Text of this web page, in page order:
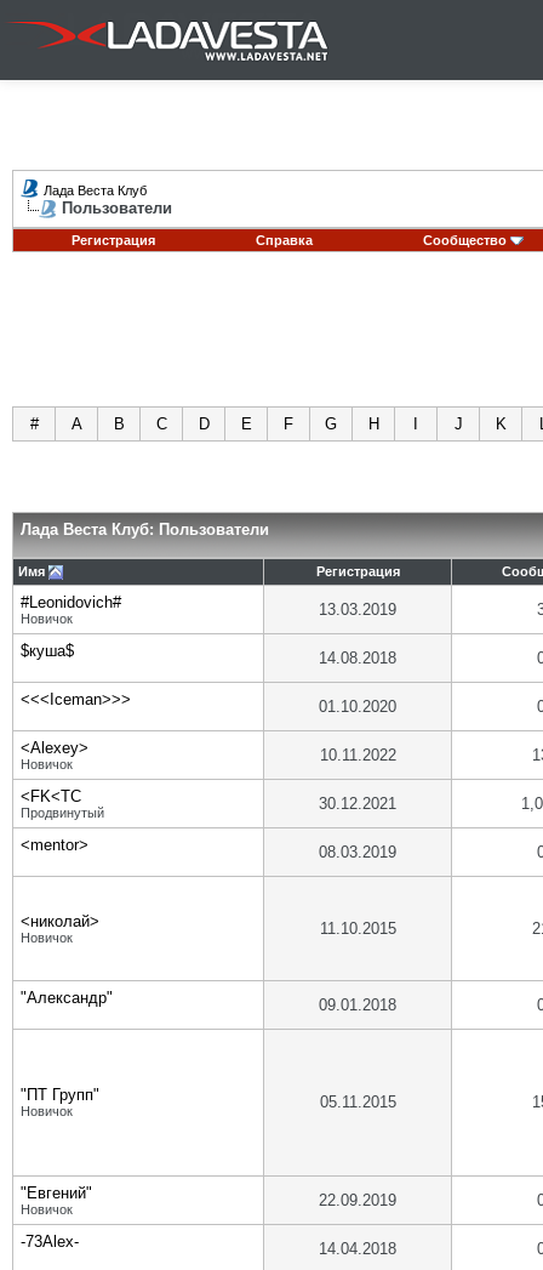
Лада Веста Клуб
Пользователи
Регистрация Справка Сообщество
# A B C D E F G H J K
Лада Веста Клуб: Пользователи
Имя Регистрация
#Leonidovich#
Новичок 13.03.2019
$куша$ 14.08.2018
<<<Iceman>>> 01.10.2020
<Alexey>
Новичок 10.11.2022
<FK<TC
Продвинутый 30.12.2021
<mentor> 08.03.2019
<николай>
Новичок 11.10.2015
"Александр" 09.01.2018
"ПТ Групп"
Новичок 05.11.2015
"Евгений"
Новичок 22.09.2019
-73Alex- 14.04.2018